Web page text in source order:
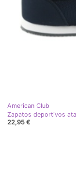
American Club
Zapatos deportivos
22,95 €